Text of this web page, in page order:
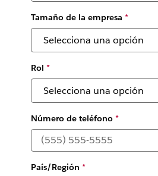
Tamaño de la empresa *
Rol *
Número de teléfono*
País/Región *